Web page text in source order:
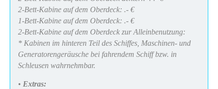
2-Bett-Kabine auf dem Oberdeck: .- €
1-Bett-Kabine auf dem Oberdeck: .- €
2-Bett-Kabine auf dem Oberdeck zur Alleinbenutzung:
* Kabinen im hinteren Teil des Schiffes, Maschinen- und
Generatorengeräusche bei fahrendem Schiff bzw. in
Schleusen wahrnehmbar.
• Extras: